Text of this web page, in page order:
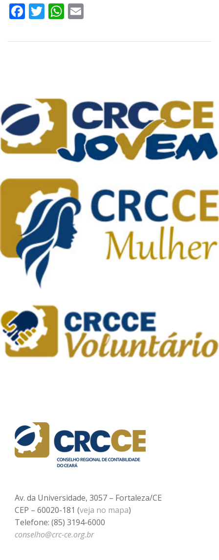
Facebook
TwitterWhatsApp
Av. da Universidade, 3057 – Fortaleza/CE
CEP – 60020-181 (veja no mapa)
Telefone: (85) 3194-6000
conselho@crc-ce.org.br